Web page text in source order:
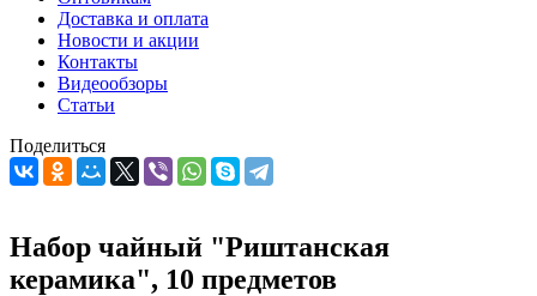
Доставка и оплата
Новости и акции
Контакты
Видеообзоры
Статьи
Поделиться
Набор чайный "Риштанская
керамика", 10 предметов